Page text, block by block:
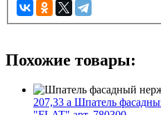
Похожие товары:
207,33 a Шпатель